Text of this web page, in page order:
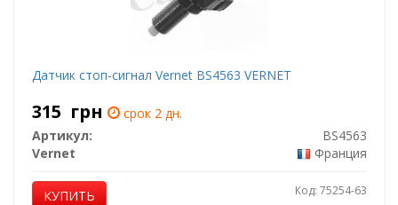
Датчик стоп-сигнал Vernet BS4563 VERNET
315 грн
срок 2 дн.
Артикул:
BS4563
Vernet
Франция
КУПИТЬ Код: 75254-63